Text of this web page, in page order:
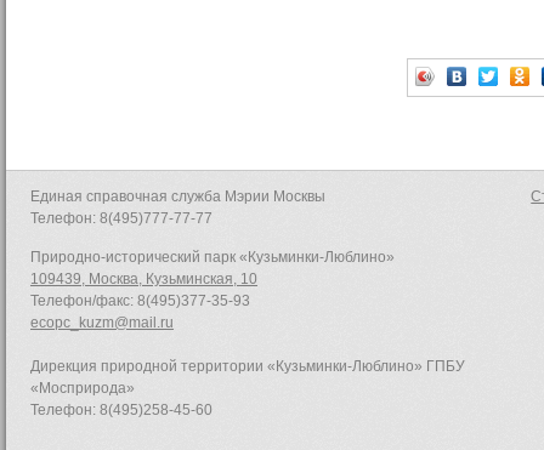
Единая справочная служба Мэрии Москвы
Телефон: 8(495)777-77-77
Природно-исторический парк «Кузьминки-Люблино»
109439, Москва, Кузьминская, 10
Телефон/факс: 8(495)377-35-93
ecopc_kuzm@mail.ru
Дирекция природной территории «Кузьминки-Люблино» ГПБУ
«Мосприрода»
Телефон: 8(495)258-45-60